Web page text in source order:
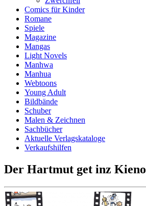
Comics für Kinder
Romane
Spiele
Magazine
Mangas
Light Novels
Manhwa
Manhua
Webtoons
Young Adult
Bildbände
Schuber
Malen & Zeichnen
Sachbücher
Aktuelle Verlagskataloge
Verkaufshilfen
Der Hartmut get inz Kieno